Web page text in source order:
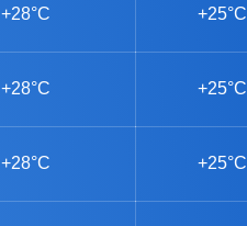
+28°C +25°C
+28°C +25°C
+28°C +25°C